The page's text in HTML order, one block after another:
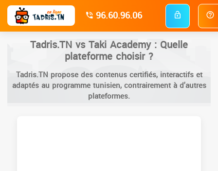
96.60.96.06
Tadris.TN vs Taki Academy : Quelle
plateforme choisir ?
Tadris.TN propose des contenus certifiés, interactifs et
adaptés au programme tunisien, contrairement à d'autres
plateformes.